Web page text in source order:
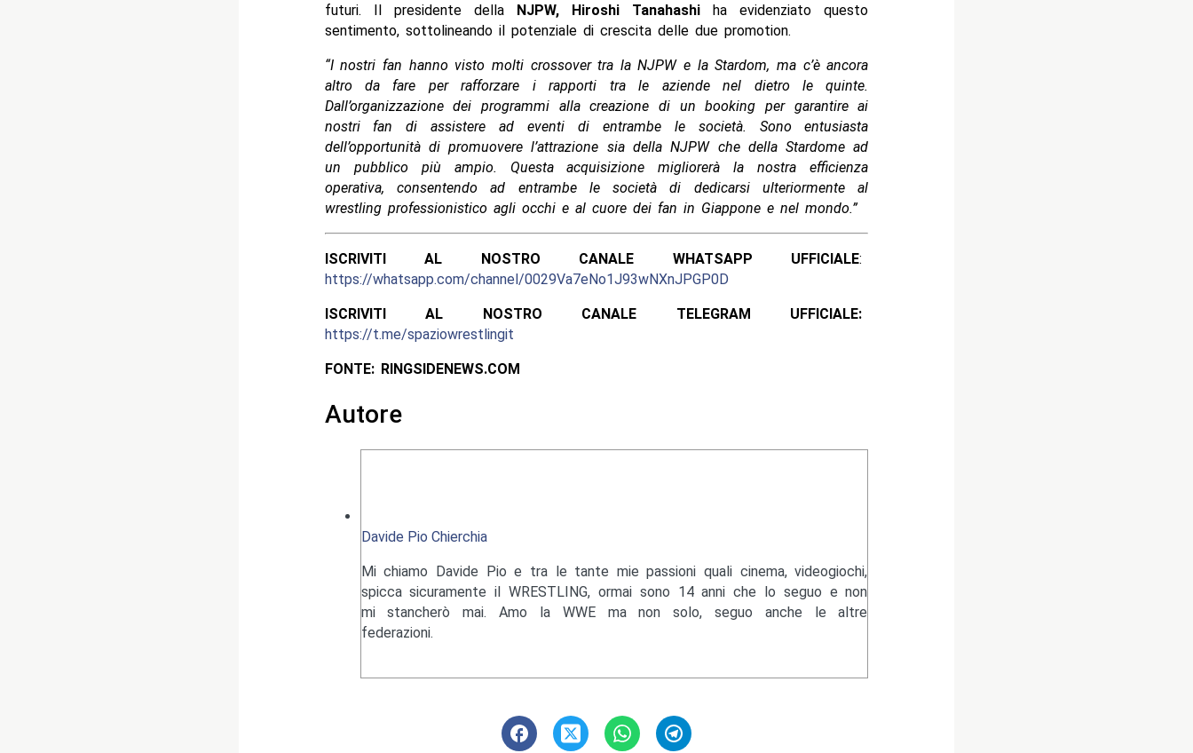
futuri. Il presidente della NJPW, Hiroshi Tanahashi ha evidenziato questo
sentimento, sottolineando il potenziale di crescita delle due promotion.
“I nostri fan hanno visto molti crossover tra la NJPW e la Stardom, ma c’è ancora
altro da fare per rafforzare i rapporti tra le aziende nel dietro le quinte.
Dall’organizzazione dei programmi alla creazione di un booking per garantire ai
nostri fan di assistere ad eventi di entrambe le società. Sono entusiasta
dell’opportunità di promuovere l’attrazione sia della NJPW che della Stardome ad
un pubblico più ampio. Questa acquisizione migliorerà la nostra efficienza
operativa, consentendo ad entrambe le società di dedicarsi ulteriormente al
wrestling professionistico agli occhi e al cuore dei fan in Giappone e nel mondo.”
ISCRIVITI AL NOSTRO CANALE WHATSAPP UFFICIALE:
https://whatsapp.com/channel/0029Va7eNo1J93wNXnJPGP0D
ISCRIVITI AL NOSTRO CANALE TELEGRAM UFFICIALE:
https://t.me/spaziowrestlingit
FONTE: RINGSIDENEWS.COM
Autore
Davide Pio Chierchia
Mi chiamo Davide Pio e tra le tante mie passioni quali cinema, videogiochi,
spicca sicuramente il WRESTLING, ormai sono 14 anni che lo seguo e non
mi stancherò mai. Amo la WWE ma non solo, seguo anche le altre
federazioni.